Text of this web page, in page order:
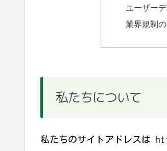
ユーザー
業界規制
私たちについて
私たちのサイトアドレスは